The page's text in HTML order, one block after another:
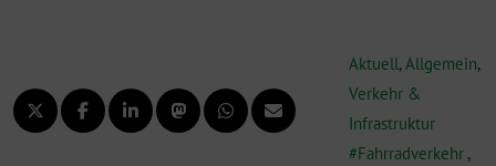
Aktuell,Allgemein,
Verkehr &
Infrastruktur
Fahrradverkehr ,